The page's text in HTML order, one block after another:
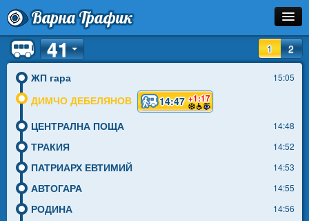
Варна Трафик
Спирка
Линия
Разписание
Как Да Стигна?
Инфо
1 2
41
ЖП гара 15:05
ДИМЧО ДЕБЕЛЯНОВ 14:47+1:17
ЦЕНТРАЛНА ПОЩА 14:48
ТРАКИЯ 14:52
ПАТРИАРХ ЕВТИМИЙ 14:53
АВТОГАРА 14:55
РОДИНА 14:56